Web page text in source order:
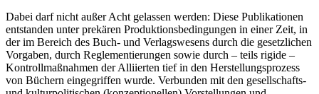
Dabei darf nicht außer Acht gelassen werden: Diese Publikationen
entstanden unter prekären Produktionsbedingungen in einer Zeit, in
der im Bereich des Buch- und Verlagswesens durch die gesetzlichen
Vorgaben, durch Reglementierungen sowie durch – teils rigide –
Kontrollmaßnahmen der Alliierten tief in den Herstellungsprozess
von Büchern eingegriffen wurde. Verbunden mit den gesellschafts-